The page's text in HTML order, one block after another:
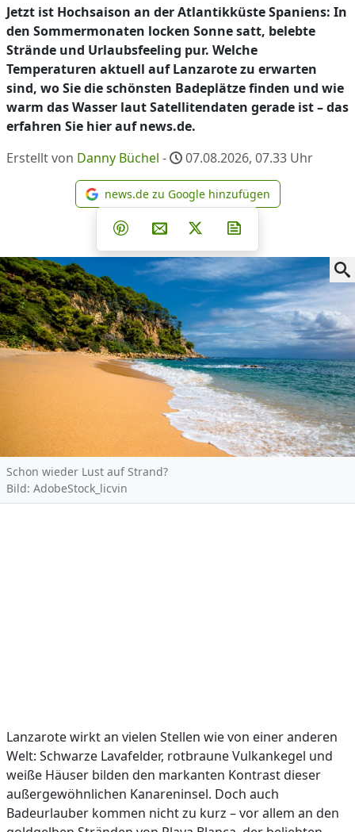
Jetzt ist Hochsaison an der Atlantikküste Spaniens: In
den Sommermonaten locken Sonne satt, belebte
Strände und Urlaubsfeeling pur. Welche
Temperaturen aktuell auf Lanzarote zu erwarten
sind, wo Sie die schönsten Badeplätze finden und wie
warm das Wasser laut Satellitendaten gerade ist – das
erfahren Sie hier auf news.de.
Erstellt von Danny Büchel - 07.08.2026, 07.33 Uhr
news.de zu Google
news.de zu Google hinzufügen
Teilen auf Facebook
Teilen auf Whatsapp
Teilen auf Telegram
Teilen auf Pinterest
Per E-Mail teilen
Post auf X
Schon wieder Lust auf Strand?
Bild: AdobeStock_licvin
Lanzarote wirkt an vielen Stellen wie von einer anderen
Welt: Schwarze Lavafelder, rotbraune Vulkankegel und
weiße Häuser bilden den markanten Kontrast dieser
außergewöhnlichen Kanareninsel. Doch auch
Badeurlauber kommen nicht zu kurz – vor allem an den